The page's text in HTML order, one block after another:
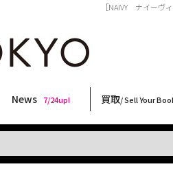
［NAIVY ナイーヴ
News 7/24up!
新着・おすすめ商品 9/7up!
フェア・イベント情報 7/24up!
お店からのお知らせ 6/1up!
買取/ Sell Your
買取ブログ
買取専用フォー
古書 / 古本の買
美術品の買取
出張買取につい
宅配買取につい
店頭買取につい
よくある質問